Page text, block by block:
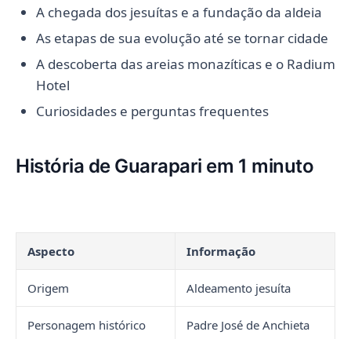
A chegada dos jesuítas e a fundação da aldeia
As etapas de sua evolução até se tornar cidade
A descoberta das areias monazíticas e o Radium
Hotel
Curiosidades e perguntas frequentes
História de Guarapari em 1 minuto
Aspecto Informação
Origem Aldeamento jesuíta
Personagem histórico Padre José de Anchieta